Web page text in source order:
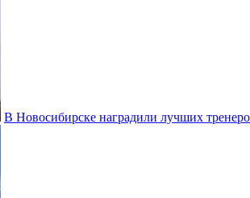
В Новосибирске наградили лучших